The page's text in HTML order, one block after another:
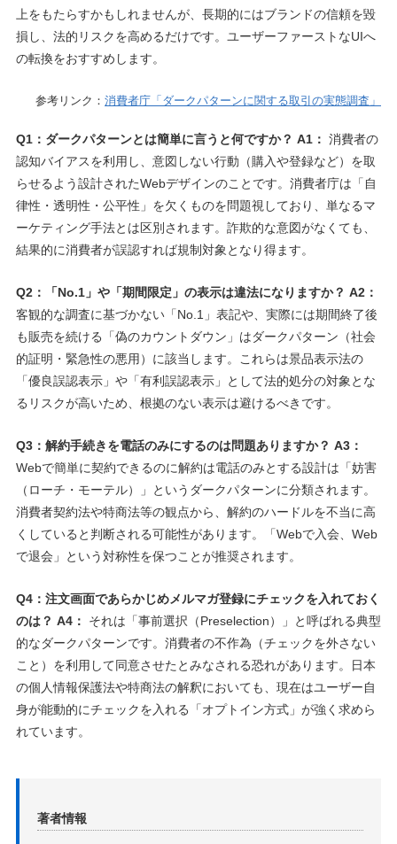
上をもたらすかもしれませんが、長期的にはブランドの信頼を毀
損し、法的リスクを高めるだけです。ユーザーファーストなUIへ
の転換をおすすめします。
参考リンク：消費者庁「ダークパターンに関する取引の実態調査」
Q1：ダークパターンとは簡単に言うと何ですか？ A1： 消費者の
認知バイアスを利用し、意図しない行動（購入や登録など）を取
らせるよう設計されたWebデザインのことです。消費者庁は「自
律性・透明性・公平性」を欠くものを問題視しており、単なるマ
ーケティング手法とは区別されます。詐欺的な意図がなくても、
結果的に消費者が誤認すれば規制対象となり得ます。
Q2：「No.1」や「期間限定」の表示は違法になりますか？ A2：
客観的な調査に基づかない「No.1」表記や、実際には期間終了後
も販売を続ける「偽のカウントダウン」はダークパターン（社会
的証明・緊急性の悪用）に該当します。これらは景品表示法の
「優良誤認表示」や「有利誤認表示」として法的処分の対象とな
るリスクが高いため、根拠のない表示は避けるべきです。
Q3：解約手続きを電話のみにするのは問題ありますか？ A3：
Webで簡単に契約できるのに解約は電話のみとする設計は「妨害
（ローチ・モーテル）」というダークパターンに分類されます。
消費者契約法や特商法等の観点から、解約のハードルを不当に高
くしていると判断される可能性があります。「Webで入会、Web
で退会」という対称性を保つことが推奨されます。
Q4：注文画面であらかじめメルマガ登録にチェックを入れておく
のは？ A4：
それは「事前選択（Preselection）」と呼ばれる典型
的なダークパターンです。消費者の不作為（チェックを外さない
こと）を利用して同意させたとみなされる恐れがあります。日本
の個人情報保護法や特商法の解釈においても、現在はユーザー自
身が能動的にチェックを入れる「オプトイン方式」が強く求めら
れています。
著者情報